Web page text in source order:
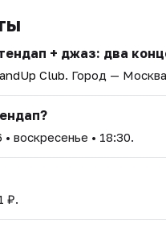
+ джаз: два
Club. Город —
• воскресенье • 18:30.
₽.